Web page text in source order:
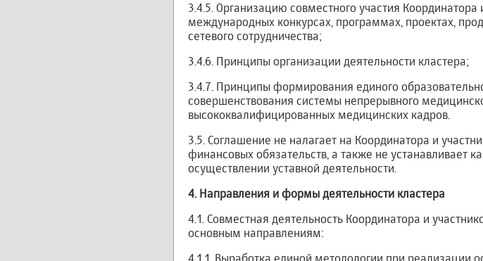
3.4.5. Организацию совместного участия Координатора
международных конкурсах, программах, проектах,
сетевого сотрудничества;
3.4.6. Принципы организации деятельности кластера;
3.4.7. Принципы формирования единого
совершенствования системы непрерывного
высококвалифицированных медицинских кадров.
3.5. Соглашение не налагает на Координатора и
финансовых обязательств, а также не устанавливает
осуществлении уставной деятельности.
4. Направления и формы деятельности кластера
4.1. Совместная деятельность Координатора и
основным направлениям:
4.1.1. Выработка единой методологии при реализации